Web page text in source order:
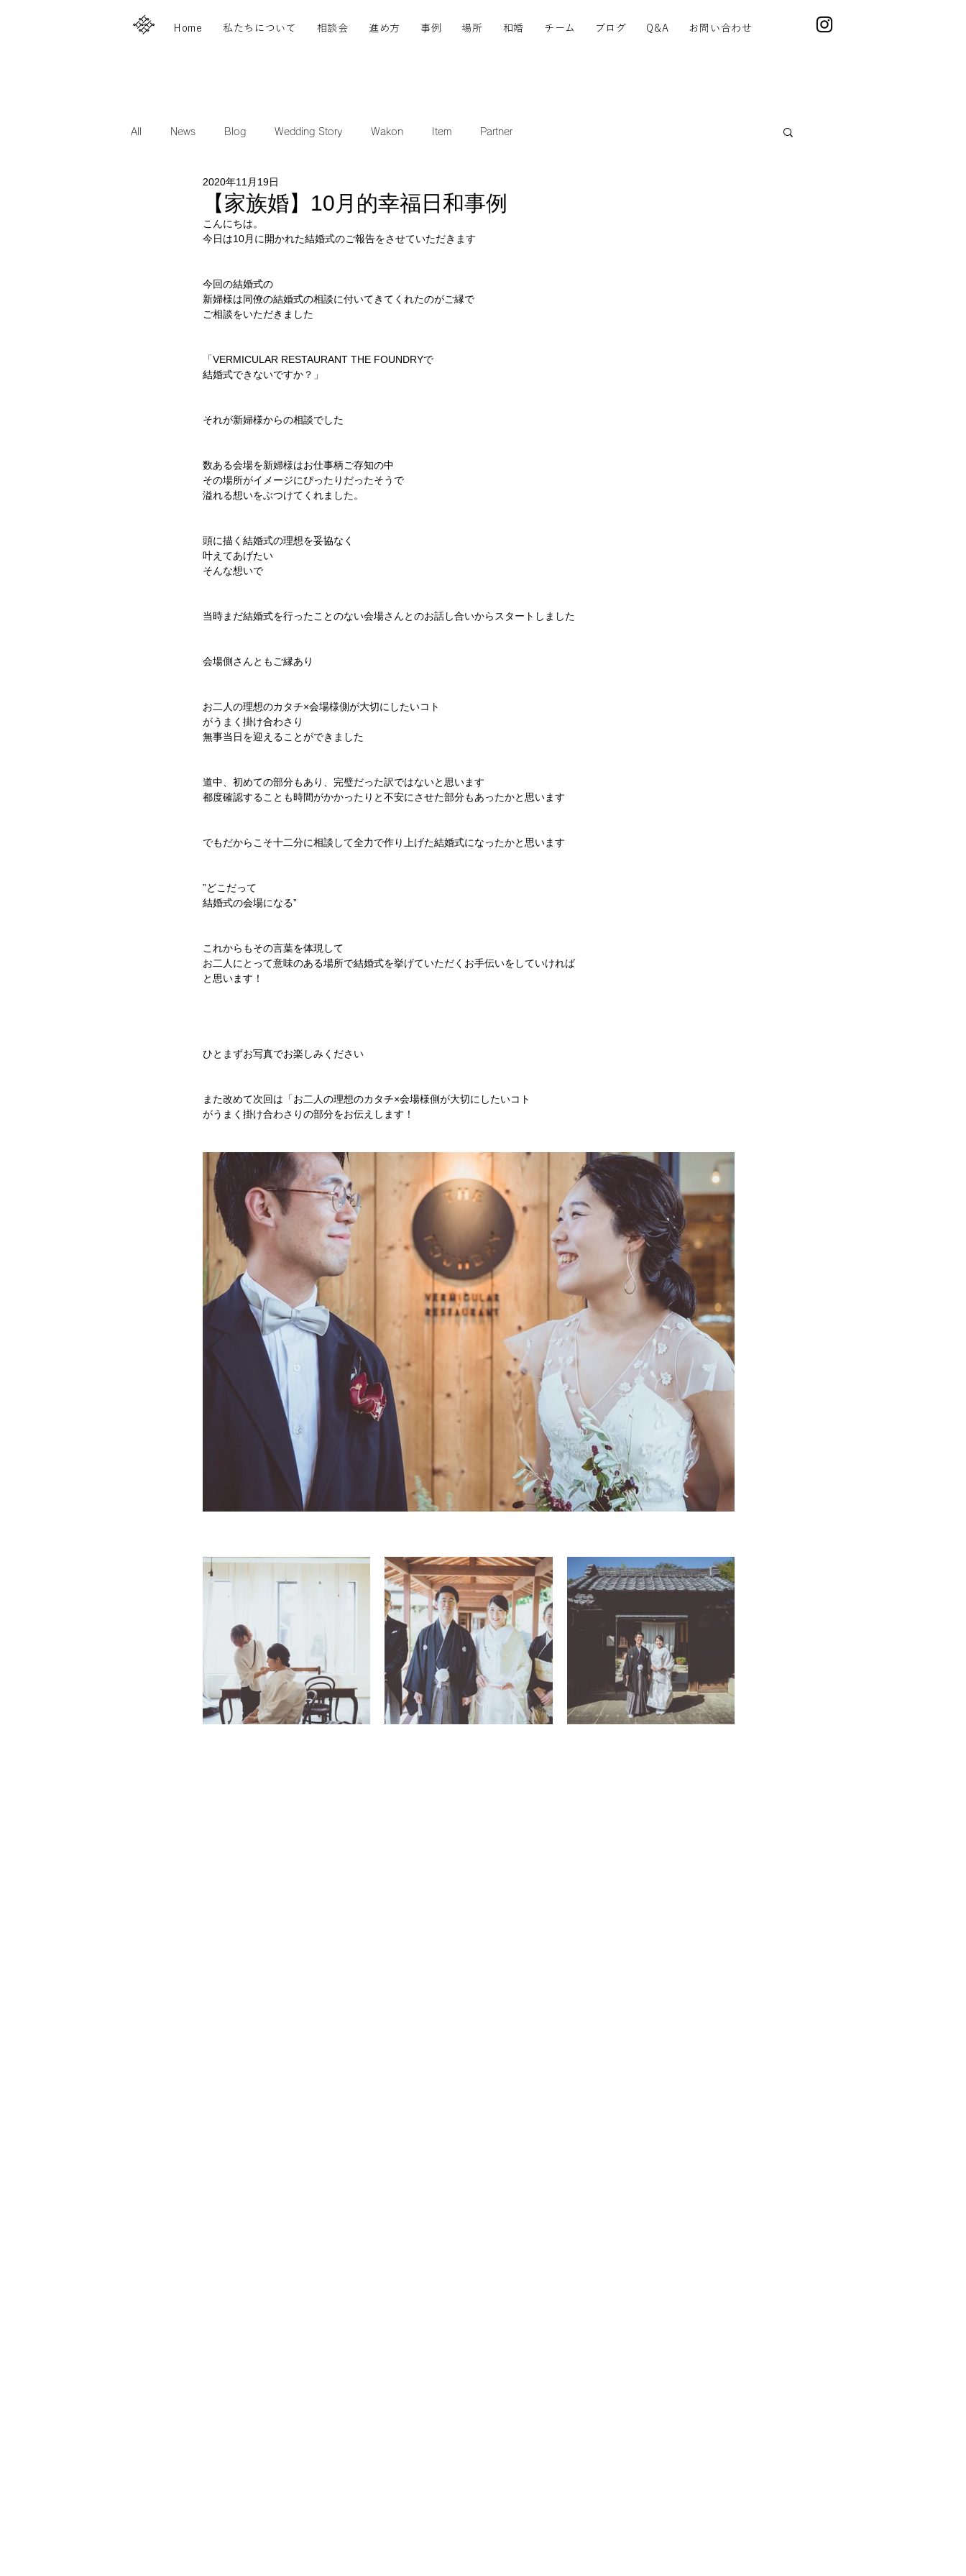
Home 私たちについて 相談会 進め方 事例 場所 和婚 チーム ブログ Q&A お問い合わせ
All News Blog Wedding Story Wakon Item Partner
【家族婚】10月的幸福日和事例
2020年11月19日
こんにちは。
今日は10月に開かれた結婚式のご報告をさせていただきます
今回の結婚式の
新婦様は同僚の結婚式の相談に付いてきてくれたのがご縁で
ご相談をいただきました
「VERMICULAR RESTAURANT THE FOUNDRYで
結婚式できないですか？」
それが新婦様からの相談でした
数ある会場を新婦様はお仕事柄ご存知の中
その場所がイメージにぴったりだったそうで
溢れる想いをぶつけてくれました。
頭に描く結婚式の理想を妥協なく
叶えてあげたい
そんな想いで
当時まだ結婚式を行ったことのない会場さんとのお話し合いからスタートしました
会場側さんともご縁あり
お二人の理想のカタチ×会場様側が大切にしたいコト
がうまく掛け合わさり
無事当日を迎えることができました
道中、初めての部分もあり、完璧だった訳ではないと思います
都度確認することも時間がかかったりと不安にさせた部分もあったかと思います
でもだからこそ十二分に相談して全力で作り上げた結婚式になったかと思います
”どこだって﻿
結婚式の会場になる”﻿
これからもその言葉を体現して
お二人にとって意味のある場所で結婚式を挙げていただくお手伝いをしていければ
と思います！
ひとまずお写真でお楽しみください
また改めて次回は「お二人の理想のカタチ×会場様側が大切にしたいコト
がうまく掛け合わさりの部分をお伝えします！